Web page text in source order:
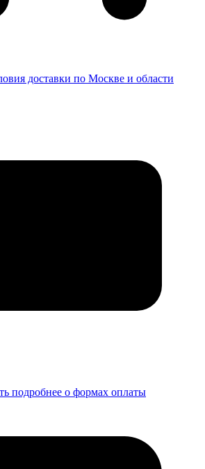
доставки по Москве и области
подробнее о формах оплаты